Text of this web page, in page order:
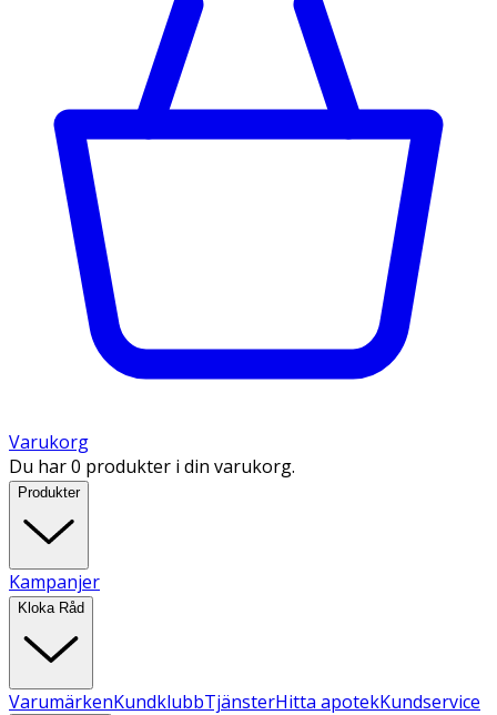
Varukorg
Du har 0 produkter i din varukorg.
Produkter
Kampanjer
Kloka Råd
VarumärkenKundklubbTjänsterHitta apotekKundservice